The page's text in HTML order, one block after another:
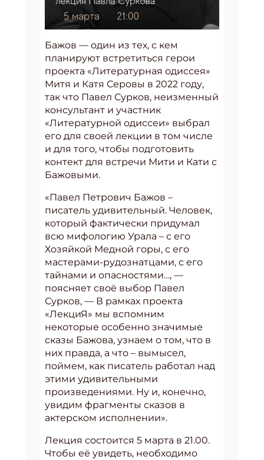
Бажов — один из тех, с кем
планируют встретиться герои
проекта «Литературная одиссея»
Митя и Катя Серовы в 2022 году,
так что Павел Сурков, неизменный
консультант и участник
«Литературной одиссеи» выбрал
его для своей лекции в том числе
и для того, чтобы подготовить
контект для встречи Мити и Кати с
Бажовыми.
«Павел Петрович Бажов –
писатель удивительный. Человек,
который фактически придумал
всю мифологию Урала – с его
Хозяйкой Медной горы, с его
мастерами-рудознатцами, с его
тайнами и опасностями…, —
поясняет своё выбор Павел
Сурков, — В рамках проекта
«ЛекциЯ» мы вспомним
некоторые особенно значимые
сказы Бажова, узнаем о том, что в
них правда, а что – вымысел,
поймем, как писатель работал над
этими удивительными
произведениями. Ну и, конечно,
увидим фрагменты сказов в
актерском исполнении».
Лекция состоится 5 марта в 21.00.
Чтобы её увидеть, необходимо